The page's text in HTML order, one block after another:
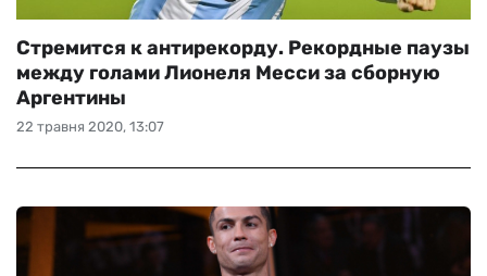
22 травня 2020, 13:07
Стремится к антирекорду. Рекордные паузы
между голами Лионеля Месси за сборную
Аргентины